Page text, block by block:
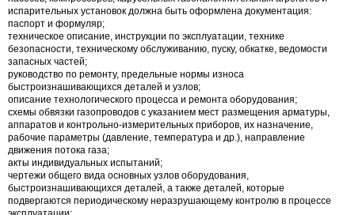
испарительных установок должна быть оформлена документация:
паспорт и формуляр;
техническое описание, инструкции по эксплуатации, технике
безопасности, техническому обслуживанию, пуску, обкатке, ведомости
запасных частей;
руководство по ремонту, предельные нормы износа
быстроизнашивающихся деталей и узлов;
описание технологического процесса и ремонта оборудования;
схемы обвязки газопроводов с указанием мест размещения арматуры,
аппаратов и контрольно-измерительных приборов, их назначение,
рабочие параметры (давление, температура и др.), направление
движения потока газа;
акты индивидуальных испытаний;
чертежи общего вида основных узлов оборудования,
быстроизнашивающихся деталей, а также деталей, которые
подвергаются периодическому неразрушающему контролю в процессе